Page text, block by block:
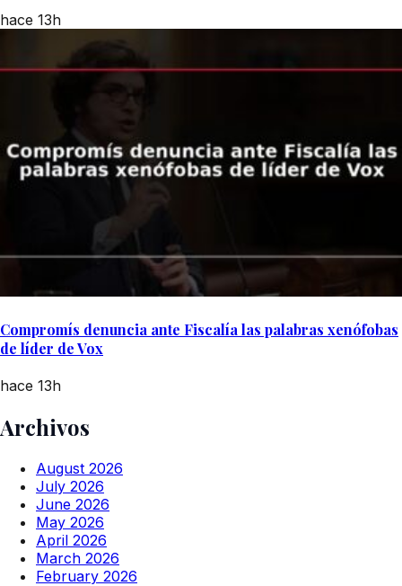
hace 13h
Compromís denuncia ante Fiscalía las palabras xenófobas
de líder de Vox
hace 13h
Archivos
August 2026
July 2026
June 2026
May 2026
April 2026
March 2026
February 2026